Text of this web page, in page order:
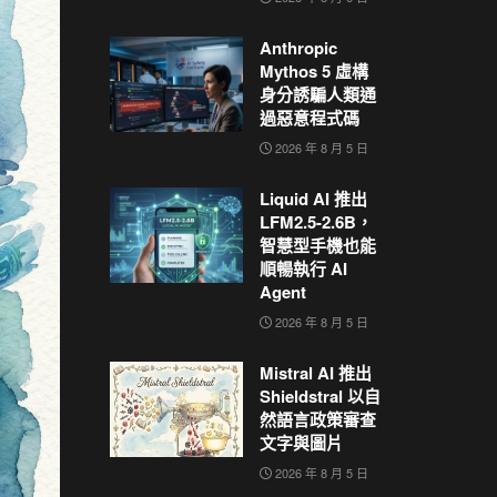
Anthropic
Mythos 5 虛構
身分誘騙人類通
過惡意程式碼
2026 年 8 月 5 日
Liquid AI 推出
LFM2.5-2.6B，
智慧型手機也能
順暢執行 AI
Agent
2026 年 8 月 5 日
Mistral AI 推出
Shieldstral 以自
然語言政策審查
文字與圖片
2026 年 8 月 5 日